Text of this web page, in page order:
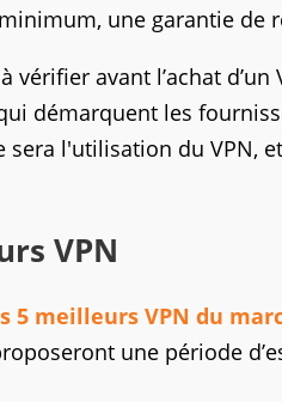
une garantie de
avant l’achat
démarquent les
l'utilisation du VPN,
VPN
5 meilleurs VPN du
une période